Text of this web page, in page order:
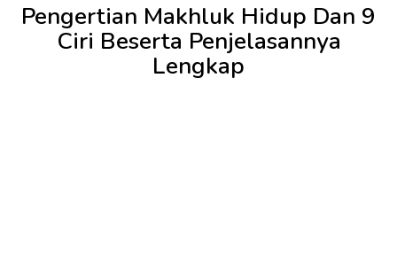
Pengertian Makhluk Hidup Dan 9
Ciri Beserta Penjelasannya
Lengkap